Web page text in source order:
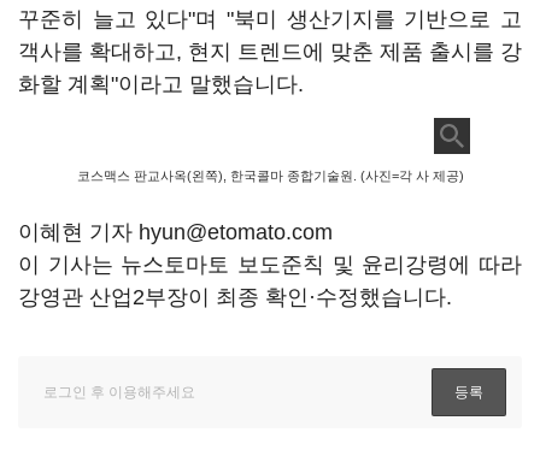
꾸준히 늘고 있다"며 "북미 생산기지를 기반으로 고
객사를 확대하고, 현지 트렌드에 맞춘 제품 출시를 강
화할 계획"이라고 말했습니다.
코스맥스 판교사옥(왼쪽), 한국콜마 종합기술원. (사진=각 사 제공)
이혜현 기자 hyun@etomato.com
이 기사는 뉴스토마토 보도준칙 및 윤리강령에 따라
강영관 산업2부장이 최종 확인·수정했습니다.